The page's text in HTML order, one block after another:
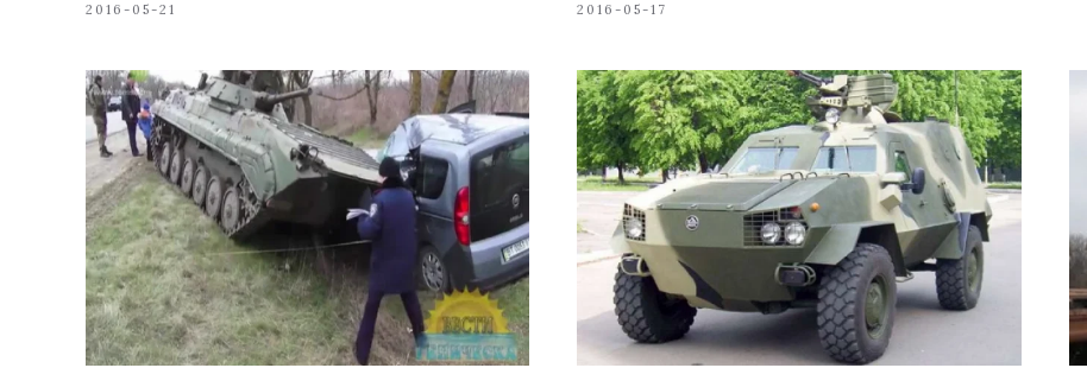
2016-05-21 2016-05-17